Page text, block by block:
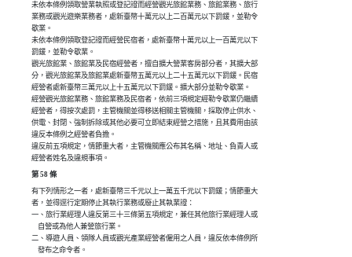
未依本條例領取營業執照或登記證而經營觀光旅館業務、旅館業務、旅行
業務或觀光遊樂業務者，處新臺幣十萬元以上二百萬元以下罰鍰，並勒令
歇業。
未依本條例領取登記證而經營民宿者，處新臺幣十萬元以上一百萬元以下
罰鍰，並勒令歇業。
觀光旅館業、旅館業及民宿經營者，擅自擴大營業客房部分者，其擴大部
分，觀光旅館業及旅館業處新臺幣五萬元以上二十五萬元以下罰鍰。民宿
經營者處新臺幣三萬元以上十五萬元以下罰鍰。擴大部分並勒令歇業。
經營觀光旅館業務、旅館業務及民宿者，依前三項規定經勒令歇業仍繼續
經營者，得按次處罰，主管機關並得移送相關主管機關，採取停止供水、
供電、封閉、強制拆除或其他必要可立即結束經營之措施，且其費用由該
違反本條例之經營者負擔。
違反前五項規定，情節重大者，主管機關應公布其名稱、地址、負責人或
經營者姓名及違規事項。
第 58 條
有下列情形之一者，處新臺幣三千元以上一萬五千元以下罰鍰；情節重大
者，並得逕行定期停止其執行業務或廢止其執業證：
一、旅行業經理人違反第三十三條第五項規定，兼任其他旅行業經理人或
    自營或為他人兼營旅行業。
二、導遊人員、領隊人員或觀光產業經營者僱用之人員，違反依本條例所
    發布之命令者。